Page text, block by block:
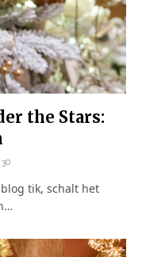
the Stars:
30
tik, schalt het